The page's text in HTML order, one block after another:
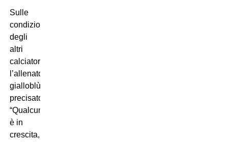
Sulle
condizioni
degli
altri
calciatori,
l’allenatore
gialloblù ha
precisato:
“Qualcuno
è in
crescita,